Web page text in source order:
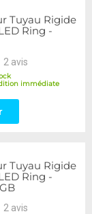
Tuyau Rigide
Ring -
2 avis
immédiate
Tuyau Rigide
Ring -
2 avis